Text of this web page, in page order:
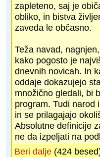
zapleteno, saj je
obliko, in bistva
zaveda le občasno.
Teža navad,
kako pogosto je
dnevnih novicah. In
oddaje dokazujejo
množično gledali, bi
program. Tudi narod
in se prilagajajo
Absolutne definicije
ne da izpeljati na
Beri dalje (424